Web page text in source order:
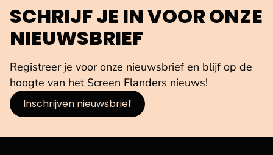
SCHRIJF JE IN VOOR ONZE
NIEUWSBRIEF
Registreer je voor onze nieuwsbrief en blijf op de
hoogte van het Screen Flanders nieuws!
Inschrijven nieuwsbrief